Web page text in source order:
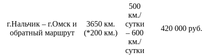
г.Нальчик – г.Омск и
обратный маршрут
3650 км.
(*200 км.)
500
км./
сутки
– 600
км./
сутки
420 000 руб.